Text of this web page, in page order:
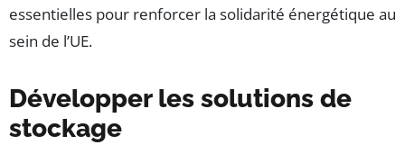
essentielles pour renforcer la solidarité énergétique au
sein de l’UE.
Développer les solutions de
stockage